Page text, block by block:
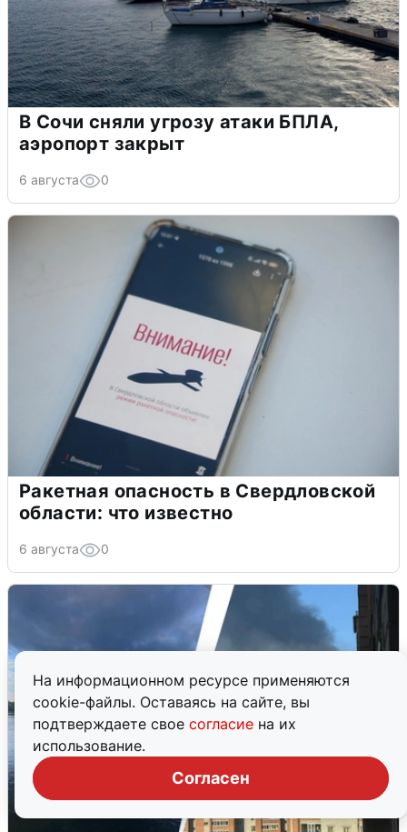
На информационном ресурсе применяются
cookie-файлы. Оставаясь на сайте, вы
подтверждаете свое согласие на их
использование.
Согласен
В Сочи сняли угрозу атаки БПЛА,
аэропорт закрыт
6 августа 0
Ракетная опасность в Свердловской
области: что известно
6 августа 0